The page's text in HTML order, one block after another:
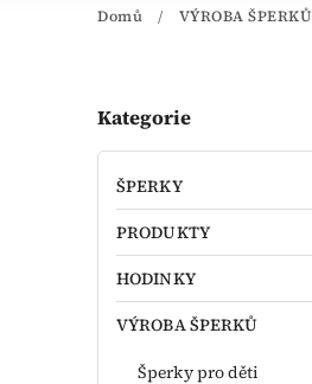
novinky
Domů / VÝROBA ŠPERKŮ
Kategorie
ŠPERKY
PRODUKTY
HODINKY
VÝROBA ŠPERKŮ
Šperky pro děti